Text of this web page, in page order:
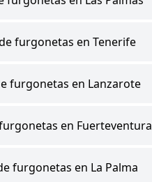
furgonetas en Tenerife
furgonetas en Lanzarote
en Fuerteventura
furgonetas en La Palma